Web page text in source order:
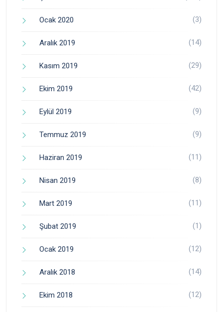
Ocak 2020 (3)
Aralık 2019 (14)
Kasım 2019 (29)
Ekim 2019 (42)
Eylül 2019 (9)
Temmuz 2019 (9)
Haziran 2019 (11)
Nisan 2019 (8)
Mart 2019 (11)
Şubat 2019 (1)
Ocak 2019 (12)
Aralık 2018 (14)
Ekim 2018 (12)